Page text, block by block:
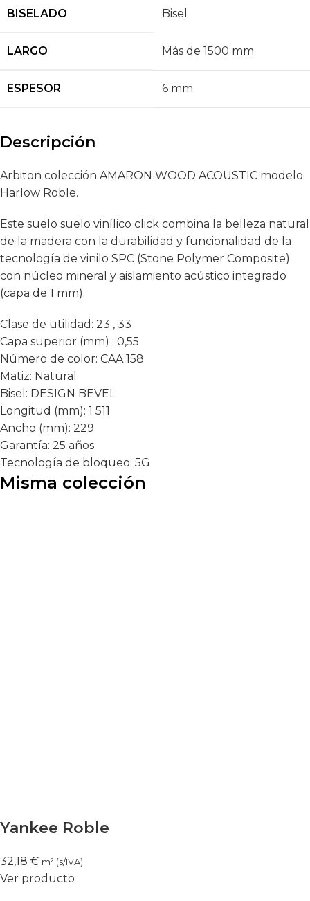
BISELADO Bisel
LARGO Más de 1500 mm
ESPESOR 6 mm
Descripción
Arbiton colección AMARON WOOD ACOUSTIC modelo
Harlow Roble.
Este suelo suelo vinílico click combina la belleza natural
de la madera con la durabilidad y funcionalidad de la
tecnología de vinilo SPC (Stone Polymer Composite)
con núcleo mineral y aislamiento acústico integrado
(capa de 1 mm).
Clase de utilidad: 23 , 33
Capa superior (mm) : 0,55
Número de color: CAA 158
Matiz: Natural
Bisel: DESIGN BEVEL
Longitud (mm): 1 511
Ancho (mm): 229
Garantía: 25 años
Tecnología de bloqueo: 5G
Misma colección
Yankee Roble
32,18 € m² (s/IVA)
Ver producto